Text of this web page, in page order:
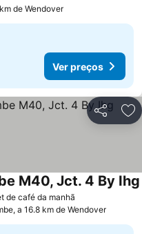
de Wendover
Ver preços
Partilhar
de café da manhã
M40, Jct. 4 By Ihg
a 16.8 km de Wendover